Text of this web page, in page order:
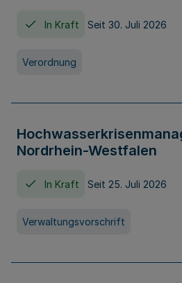
In Kraft Seit 30. Juli 2026
Verordnung
Nordrhein-Westfalen
In Kraft Seit 25. Juli 2026
Verwaltungsvorschrift